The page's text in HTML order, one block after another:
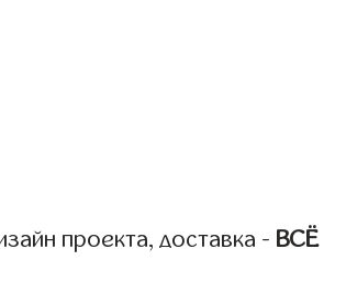
проекта, доставка - ВСЁ